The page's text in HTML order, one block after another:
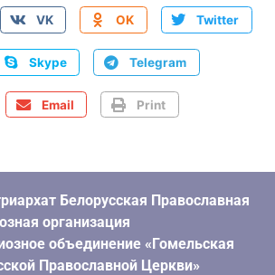
VK OK Twitter
Skype Telegram
Email Print
Белорусская Православная
организация
объединение «Гомельская
Православной Церкви»